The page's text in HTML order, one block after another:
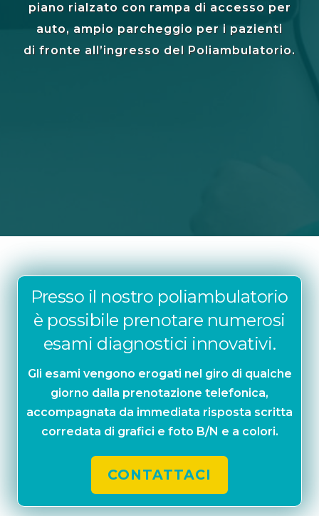
piano rialzato con rampa di accesso per
auto, ampio parcheggio per i pazienti
di fronte all’ingresso del Poliambulatorio.
Presso il nostro poliambulatorio
è possibile prenotare numerosi
esami diagnostici innovativi.
Gli esami vengono erogati nel giro di qualche
giorno dalla prenotazione telefonica,
accompagnata da immediata risposta scritta
corredata di grafici e foto B/N e a colori.
CONTATTACI